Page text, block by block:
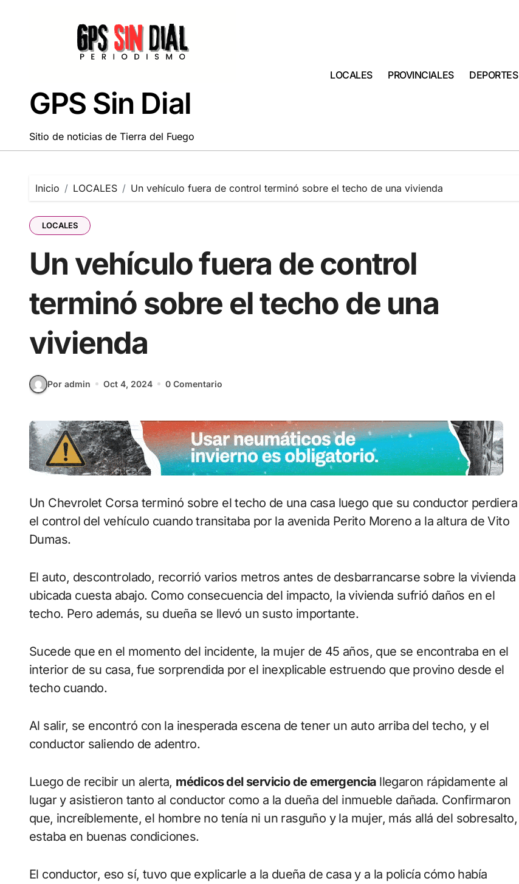
GPS Sin Dial
Sitio de noticias de Tierra del Fuego
LOCALES PROVINCIALES DEPORTES
Inicio LOCALES Un vehículo fuera de control terminó sobre el techo de una vivienda
LOCALES
Un vehículo fuera de control
terminó sobre el techo de una
vivienda
Por admin Oct 4, 2024 0 Comentario
Un Chevrolet Corsa terminó sobre el techo de una casa luego que su conductor perdiera
el control del vehículo cuando transitaba por la avenida Perito Moreno a la altura de Vito
Dumas.
El auto, descontrolado, recorrió varios metros antes de desbarrancarse sobre la vivienda
ubicada cuesta abajo. Como consecuencia del impacto, la vivienda sufrió daños en el
techo. Pero además, su dueña se llevó un susto importante.
Sucede que en el momento del incidente, la mujer de 45 años, que se encontraba en el
interior de su casa, fue sorprendida por el inexplicable estruendo que provino desde el
techo cuando.
Al salir, se encontró con la inesperada escena de tener un auto arriba del techo, y el
conductor saliendo de adentro.
Luego de recibir un alerta, médicos del servicio de emergencia llegaron rápidamente al
lugar y asistieron tanto al conductor como a la dueña del inmueble dañada. Confirmaron
que, increíblemente, el hombre no tenía ni un rasguño y la mujer, más allá del sobresalto,
estaba en buenas condiciones.
El conductor, eso sí, tuvo que explicarle a la dueña de casa y a la policía cómo había